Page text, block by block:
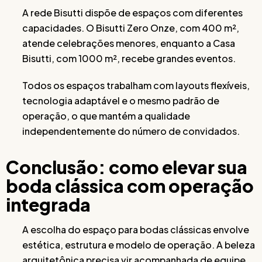
A rede Bisutti dispõe de espaços com diferentes
capacidades. O Bisutti Zero Onze, com 400 m²,
atende celebrações menores, enquanto a Casa
Bisutti, com 1000 m², recebe grandes eventos.
Todos os espaços trabalham com layouts flexíveis,
tecnologia adaptável e o mesmo padrão de
operação, o que mantém a qualidade
independentemente do número de convidados.
Conclusão: como elevar sua
boda clássica com operação
integrada
A escolha do espaço para bodas clássicas envolve
estética, estrutura e modelo de operação. A beleza